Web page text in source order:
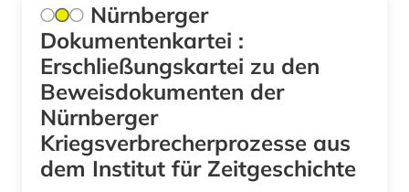
farbphotographie (1)
fauna (1)
film (4)
filmgeschichte (2)
Nürnberger
Dokumentenkartei :
Erschließungskartei zu den
Beweisdokumenten der
Nürnberger
Kriegsverbrecherprozesse aus
dem Institut für Zeitgeschichte